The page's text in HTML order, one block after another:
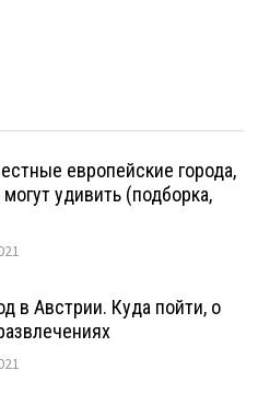
европейские города,
удивить (подборка,
в Австрии. Куда пойти, о